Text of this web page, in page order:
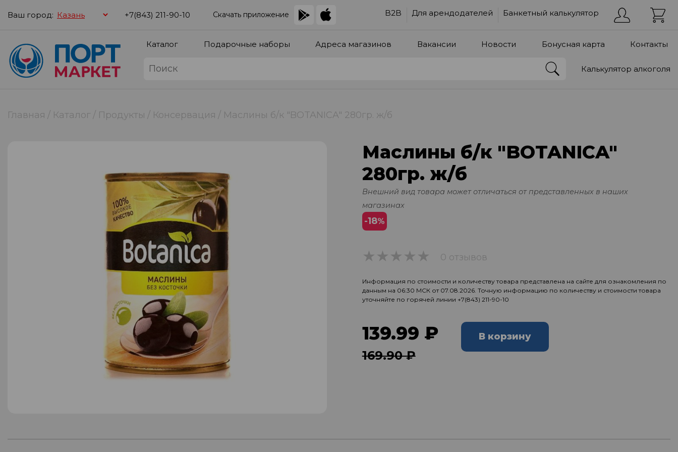
Ваш город: +7(843) 211-90-10 Скачать приложение B2B Для арендодателей Банкетный калькулятор
Каталог Подарочные наборы Адреса магазинов Вакансии Новости Бонусная карта Контакты
Калькулятор алкоголя
Главная Каталог Продукты Консервация Маслины б/к "BOTANICA" 280гр. ж/б
Маслины б/к "BOTANICA"
280гр. ж/б
Внешний вид товара может отличаться от представленных в наших
магазинах
-18%
0 отзывов
Информация по стоимости и количеству товара представлена на сайте для ознакомления по
данным на 06:30 МСК от 07.08.2026. Точную информацию по количеству и стоимости товара
уточняйте по горячей линии +7(843) 211-90-10
139.99 ₽
169.90 ₽
В корзину